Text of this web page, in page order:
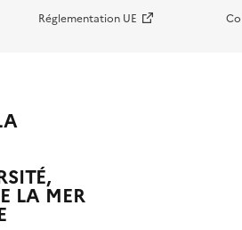
Réglementation UE
LA MER